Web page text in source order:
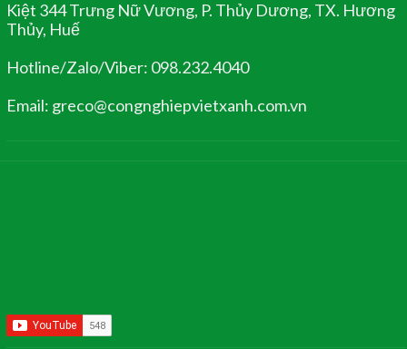
Kiệt 344 Trưng Nữ Vương, P. Thủy Dương, TX. Hương
Thủy, Huế
Hotline/Zalo/Viber: 098.232.4040
Email: greco@congnghiepvietxanh.com.vn